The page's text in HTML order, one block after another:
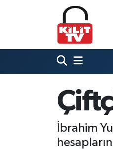
İbrahim
Hava Durumu
Trafik Durumu
Süper Lig Puan
Tüm Manşetler
Son Dakika Haberleri